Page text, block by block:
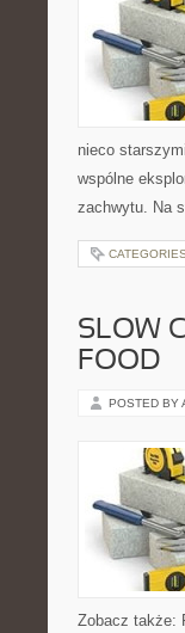
nieco
wspólne
zachwytu. Na
SLOW
FOOD
POSTED BY
Zobacz także: